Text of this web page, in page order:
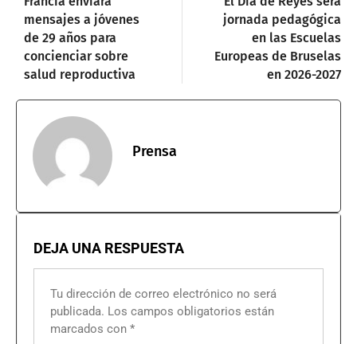
mensajes a jóvenes
de 29 años para
concienciar sobre
salud reproductiva
jornada pedagógica
en las Escuelas
Europeas de Bruselas
en 2026-2027
Prensa
DEJA UNA RESPUESTA
Tu dirección de correo electrónico no será
publicada. Los campos obligatorios están
marcados con *